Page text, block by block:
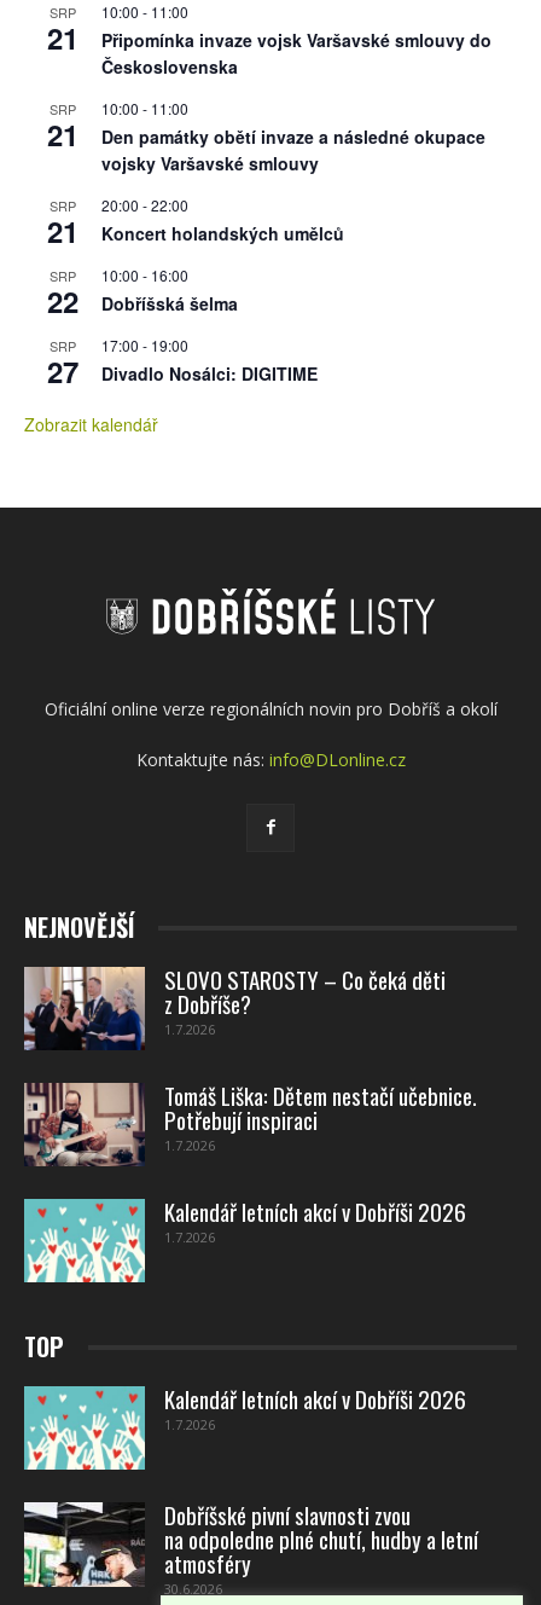
SRP
21
10:00 - 11:00
Připomínka invaze vojsk Varšavské smlouvy do
Československa
SRP
21
10:00 - 11:00
Den památky obětí invaze a následné okupace
vojsky Varšavské smlouvy
SRP
21
20:00 -22:00
Koncert holandských umělců
SRP
22
10:00 - 16:00
Dobříšská šelma
SRP
27
17:00 - 19:00
Divadlo Nosálci: DIGITIME
Zobrazit kalendář
Oficiální online verze regionálních novin pro Dobříš a okolí
Kontaktujte nás: info@DLonline.cz
NEJNOVĚJŠÍ
SLOVO STAROSTY – Co čeká děti
z Dobříše?
1.7.2026
Tomáš Liška: Dětem nestačí učebnice.
Potřebují inspiraci
1.7.2026
Kalendář letních akcí v Dobříši 2026
1.7.2026
TOP
Kalendář letních akcí v Dobříši 2026
1.7.2026
Dobříšské pivní slavnosti zvou
na odpoledne plné chutí, hudby a letní
atmosféry
30.6.2026